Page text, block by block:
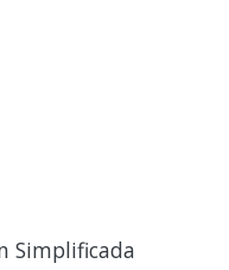
Simplificada